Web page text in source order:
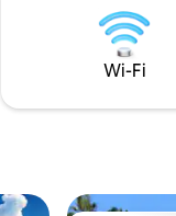
特別アクセス
フローティン
敬の念を起こ
しむことがで
Wi-Fi